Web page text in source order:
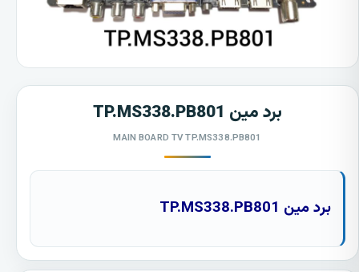
برد مین TP.MS338.PB801
MAIN BOARD TV TP.MS338.PB801
برد مین TP.MS338.PB801